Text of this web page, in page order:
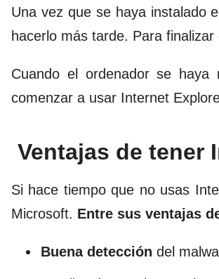
Una vez que se haya instalado
hacerlo más tarde. Para
Cuando el ordenador se haya
comenzar a usar Internet
Ventajas de tener
Si hace tiempo que no usas
Microsoft. Entre sus ventajas
Buena detección del